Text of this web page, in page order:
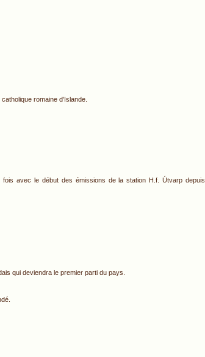
romaine d'Islande.
fois avec le début des émissions de la station H.f. Útvarp depuis
qui deviendra le premier parti du pays.